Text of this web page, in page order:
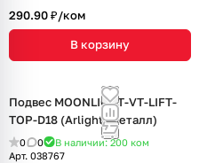
290.90 ₽/ком
В корзину
Подвес MOONLIGHT-VT-LIFT-
TOP-D18 (Arlight, Металл)
0 0 В наличии: 200 ком
Арт. 038767